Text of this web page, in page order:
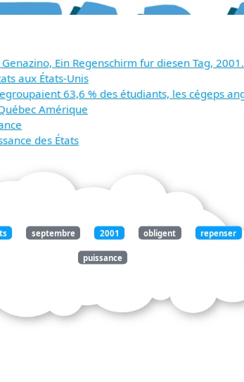
Ein Regenschirm fur diesen Tag, 2001.
aux États-Unis
63,6 % des étudiants, les cégeps
Amérique
des États
septembre 2001 obligent repenser
puissance